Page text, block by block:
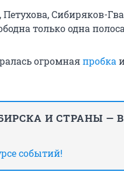
Сибиряков-
только одна
огромнаяпробка
И СТРАНЫ —
событий!